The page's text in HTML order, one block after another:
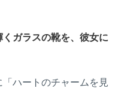
ガラスの靴を、彼女に
「ハートのチャームを見